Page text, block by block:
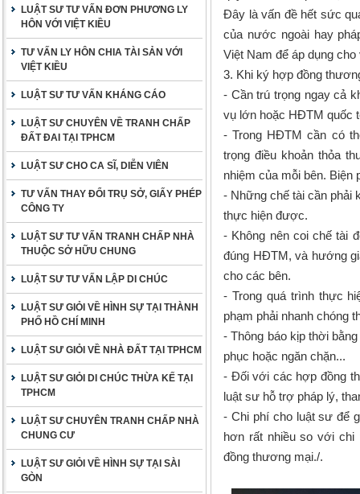
LUẬT SƯ TƯ VẤN ĐƠN PHƯƠNG LY
HÔN VỚI VIỆT KIỀU
TƯ VẤN LY HÔN CHIA TÀI SẢN VỚI
VIỆT KIỀU
LUẬT SƯ TƯ VẤN KHÁNG CÁO
LUẬT SƯ CHUYÊN VỀ TRANH CHẤP
ĐẤT ĐAI TẠI TPHCM
LUẬT SƯ CHO CA SĨ, DIỄN VIÊN
TƯ VẤN THAY ĐỔI TRỤ SỞ, GIẤY PHÉP
CÔNG TY
LUẬT SƯ TƯ VẤN TRANH CHẤP NHÀ
THUỘC SỞ HỮU CHUNG
LUẬT SƯ TƯ VẤN LẬP DI CHÚC
LUẬT SƯ GIỎI VỀ HÌNH SỰ TẠI THÀNH
PHỐ HỒ CHÍ MINH
LUẬT SƯ GIỎI VỀ NHÀ ĐẤT TẠI TPHCM
LUẬT SƯ GIỎI DI CHÚC THỪA KẾ TẠI
TPHCM
LUẬT SƯ CHUYÊN TRANH CHẤP NHÀ
CHUNG CƯ
LUẬT SƯ GIỎI VỀ HÌNH SỰ TẠI SÀI
GÒN
Đây là vấn đề hết sức
của nước ngoài hay
Việt Nam để áp dụng
3. Khi ký hợp đồng
- Cần trú trọng ngay cả
vụ lớn hoặc HĐTM quốc
- Trong HĐTM cần có
trọng điều khoản thỏa
nhiệm của mỗi bên. Biện
- Những chế tài cần phải
thực hiện được.
- Không nên coi chế tài
đúng HĐTM, và hướng
cho các bên.
- Trong quá trình thực
phạm phải nhanh chóng
- Thông báo kịp thời
phục hoặc ngăn chặn...
- Đối với các hợp đồng
luật sư hỗ trợ pháp lý,
- Chi phí cho luật sư để
hơn rất nhiều so với chi
đồng thương mại./.